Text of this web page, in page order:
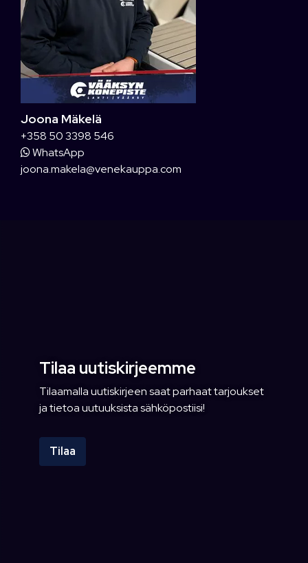
Joona Mäkelä
+358 50 3398 546
WhatsApp
joona.makela@venekauppa.com
Tilaa uutiskirjeemme
Tilaamalla uutiskirjeen saat parhaat tarjoukset
ja tietoa uutuuksista sähköpostiisi!
Tilaa